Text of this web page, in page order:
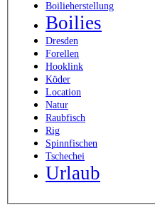
Boilieherstellung
Boilies
Dresden
Forellen
Hooklink
Köder
Location
Natur
Raubfisch
Rig
Spinnfischen
Tschechei
Urlaub